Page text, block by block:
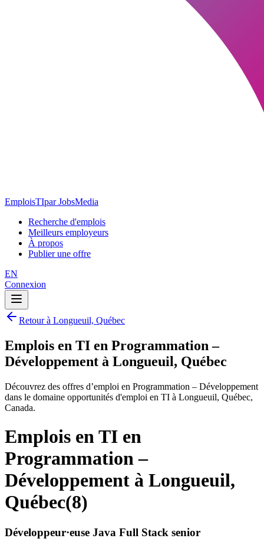
EmploisTIpar JobsMedia
Recherche d'emplois
Meilleurs employeurs
À propos
Publier une offre
EN
Connexion
Retour à Longueuil, Québec
Emplois en TI en Programmation –
Développement à Longueuil, Québec
Découvrez des offres d’emploi en Programmation – Développement
dans le domaine opportunités d'emploi en TI à Longueuil, Québec,
Canada.
Emplois en TI en
Programmation –
Développement à Longueuil,
Québec(8)
Développeur·euse Java Full Stack senior